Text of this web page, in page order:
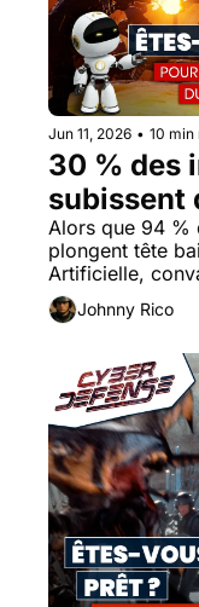
Jun 11, 2026 • 10 min
30 % des
subissent
l’IA
Alors que 94 %
plongent tête
Artificielle,
productivité,
lignes.
Johnny Rico